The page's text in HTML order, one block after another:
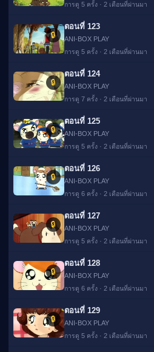
การดู 5 ครั้ง · 2 เดือนที่ผ่านมา
🔒
ตอนที่ 123
ANI-BOX PLAY
การดู 5 ครั้ง · 2 เดือนที่ผ่านมา
🔒
ตอนที่ 124
ANI-BOX PLAY
การดู 7 ครั้ง · 2 เดือนที่ผ่านมา
🔒
ตอนที่ 125
ANI-BOX PLAY
การดู 5 ครั้ง · 2 เดือนที่ผ่านมา
🔒
ตอนที่ 126
ANI-BOX PLAY
การดู 6 ครั้ง · 2 เดือนที่ผ่านมา
🔒
ตอนที่ 127
ANI-BOX PLAY
การดู 5 ครั้ง · 2 เดือนที่ผ่านมา
🔒
ตอนที่ 128
ANI-BOX PLAY
การดู 6 ครั้ง · 2 เดือนที่ผ่านมา
🔒
ตอนที่ 129
ANI-BOX PLAY
การดู 5 ครั้ง · 2 เดือนที่ผ่านมา